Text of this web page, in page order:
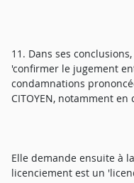
11. Dans ses
'confirmer le jugement
condamnations
CITOYEN, notamment
Elle demande ensuite à
licenciement est un